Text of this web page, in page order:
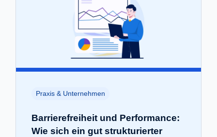
Praxis & Unternehmen
Barrierefreiheit und Performance:
Wie sich ein gut strukturierter